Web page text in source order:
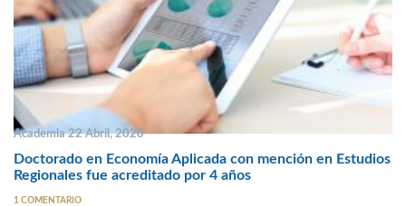
Academia 22 Abril, 2020
Doctorado en Economía Aplicada con mención en Estudios
Regionales fue acreditado por 4 años
1 COMENTARIO